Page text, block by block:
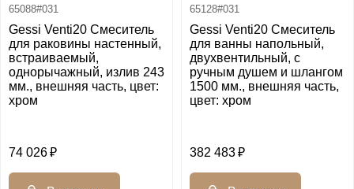
65088#031
Gessi Venti20 Смеситель
для раковины настенный,
встраиваемый,
однорычажный, излив 243
мм., внешняя часть, цвет:
хром
74 026
65128#031
Gessi Venti20 Смеситель
для ванны напольный,
двухвентильный, с
ручным душем и шлангом
1500 мм., внешняя часть,
цвет: хром
382 483